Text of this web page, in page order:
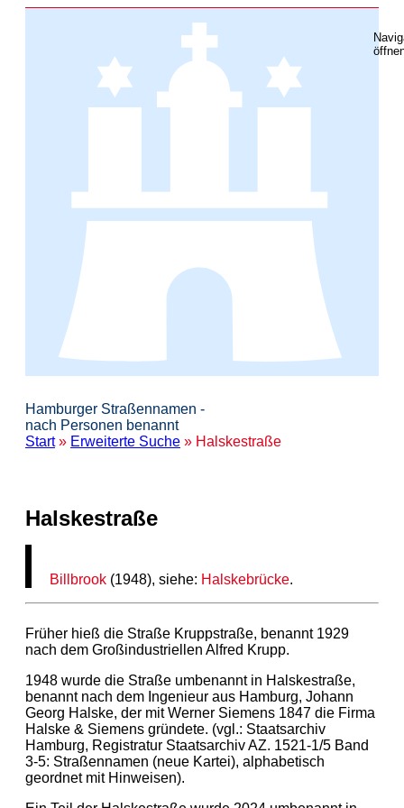
Hamburger Straßennamen -
nach Personen benannt
Start» Erweiterte Suche » Halskestraße
Halskestraße
Billbrook (1948), siehe: Halskebrücke.
Früher hieß die Straße Kruppstraße, benannt 1929
nach dem Großindustriellen Alfred Krupp.
1948 wurde die Straße umbenannt in Halskestraße,
benannt nach dem Ingenieur aus Hamburg, Johann
Georg Halske, der mit Werner Siemens 1847 die Firma
Halske & Siemens gründete. (vgl.: Staatsarchiv
Hamburg, Registratur Staatsarchiv AZ. 1521-1/5 Band
3-5: Straßennamen (neue Kartei), alphabetisch
geordnet mit Hinweisen).